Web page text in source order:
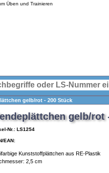
gelb/rot - 200 Stück
gelb/rot
Nr.: LS1254
EAN:
Kunststoffplättchen aus RE-Plastik
2,5 cm